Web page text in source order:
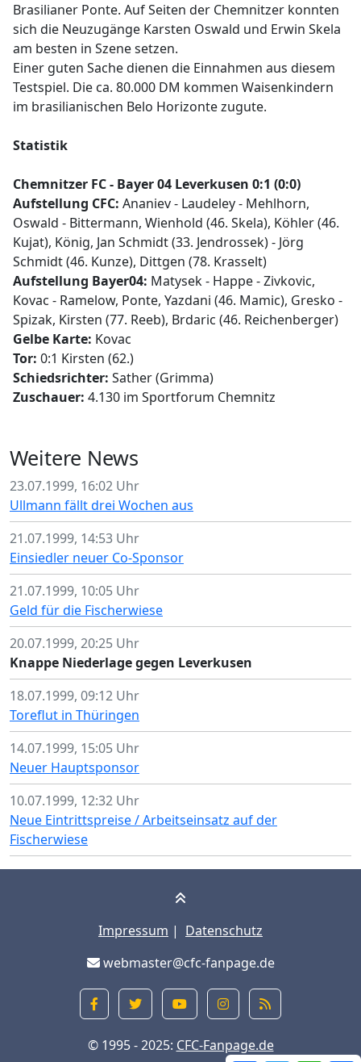
Brasilianer Ponte. Auf Seiten der Chemnitzer konnten
sich die Neuzugänge Karsten Oswald und Erwin Skela
am besten in Szene setzen.
Einer guten Sache dienen die Einnahmen aus diesem
Testspiel. Die ca. 80.000 DM kommen Waisenkindern
im brasilianischen Belo Horizonte zugute.
Statistik
Chemnitzer FC - Bayer 04 Leverkusen 0:1 (0:0)
Aufstellung CFC: Ananiev - Laudeley - Mehlhorn,
Oswald - Bittermann, Wienhold (46. Skela), Köhler (46.
Kujat), König, Jan Schmidt (33. Jendrossek) - Jörg
Schmidt (46. Kunze), Dittgen (78. Krasselt)
Aufstellung Bayer04: Matysek - Happe - Zivkovic,
Kovac - Ramelow, Ponte, Yazdani (46. Mamic), Gresko -
Spizak, Kirsten (77. Reeb), Brdaric (46. Reichenberger)
Gelbe Karte: Kovac
Tor: 0:1 Kirsten (62.)
Schiedsrichter: Sather (Grimma)
Zuschauer: 4.130 im Sportforum Chemnitz
Weitere News
23.07.1999, 16:02 Uhr
Ullmann fällt drei Wochen aus
21.07.1999, 14:53 Uhr
Einsiedler neuer Co-Sponsor
21.07.1999, 10:05 Uhr
Geld für die Fischerwiese
20.07.1999, 20:25 Uhr
Knappe Niederlage gegen Leverkusen
18.07.1999, 09:12 Uhr
Toreflut in Thüringen
14.07.1999, 15:05 Uhr
Neuer Hauptsponsor
10.07.1999, 12:32 Uhr
Neue Eintrittspreise / Arbeitseinsatz auf der
Fischerwiese
Impressum | Datenschutz
webmaster@cfc-fanpage.de
© 1995 - 2025: CFC-Fanpage.de